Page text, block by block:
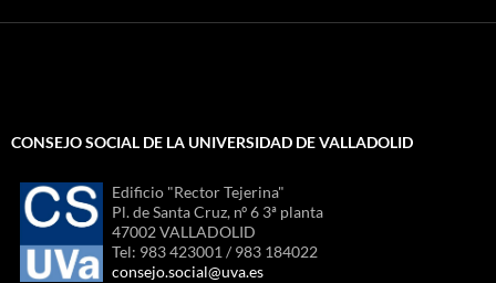
CONSEJO SOCIAL DE LA UNIVERSIDAD DE VALLADOLID
Edificio "Rector Tejerina"
Pl. de Santa Cruz, nº 6 3ª planta
47002 VALLADOLID
Tel: 983 423001 / 983 184022
consejo.social@uva.es